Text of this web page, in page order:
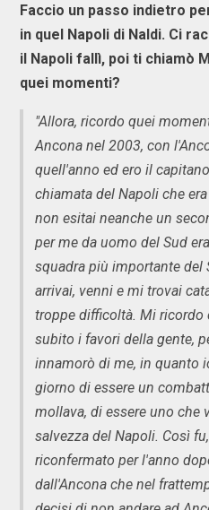
Faccio un passo indietro
in quel Napoli di Naldi. Ci
il Napoli fallì, poi ti chiamò
quei momenti?
"Allora, ricordo quei
Ancona nel 2003, con
quell'anno ed ero il
chiamata del Napoli che
non esitai neanche un
per me da uomo del Sud
squadra più importante del
arrivai, venni e mi trovai
troppe difficoltà. Mi ricordo
subito i favori della gente,
innamorò di me, in quanto
giorno di essere un
mollava, di essere uno che
salvezza del Napoli. Così
riconfermato per l'anno
dall'Ancona che nel